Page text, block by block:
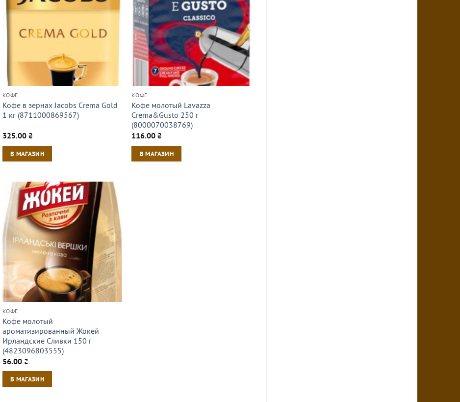
КОФЕ
Кофе в зернах Jacobs Crema Gold
1 кг (8711000869567)
325.00 ₴
В МАГАЗИН
КОФЕ
Кофе молотый Lavazza
Crema&Gusto 250 г
(8000070038769)
116.00₴
В МАГАЗИН
КОФЕ
Кофе молотый
ароматизированный Жокей
Ирландские Сливки 150 г
(4823096803555)
56.00 ₴
В МАГАЗИН